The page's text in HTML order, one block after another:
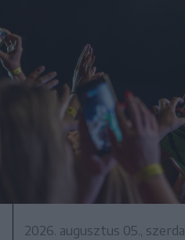
2026. augusztus 05., szerda